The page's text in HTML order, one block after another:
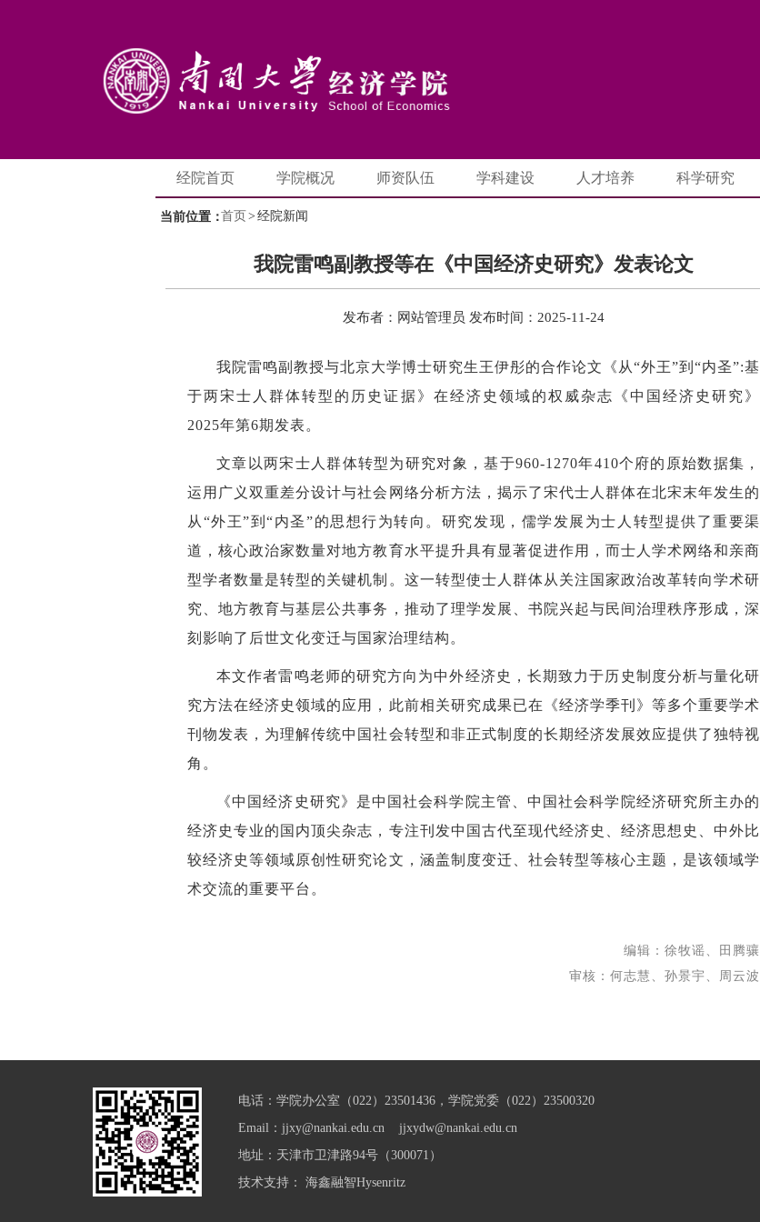
经院首页 学院概况 师资队伍 学科建设 人才培养 科学研究
当前位置：首页 > 经院新闻
我院雷鸣副教授等在《中国经济史研究》发表论文
发布者：网站管理员 发布时间：2025-11-24
我院雷鸣副教授与北京大学博士研究生王伊彤的合作论文《从“外王”到“内圣”:基
于两宋士人群体转型的历史证据》在经济史领域的权威杂志《中国经济史研究》
2025年第6期发表。
文章以两宋士人群体转型为研究对象，基于960-1270年410个府的原始数据集，
运用广义双重差分设计与社会网络分析方法，揭示了宋代士人群体在北宋末年发生的
从“外王”到“内圣”的思想行为转向。研究发现，儒学发展为士人转型提供了重要渠
道，核心政治家数量对地方教育水平提升具有显著促进作用，而士人学术网络和亲商
型学者数量是转型的关键机制。这一转型使士人群体从关注国家政治改革转向学术研
究、地方教育与基层公共事务，推动了理学发展、书院兴起与民间治理秩序形成，深
刻影响了后世文化变迁与国家治理结构。
本文作者雷鸣老师的研究方向为中外经济史，长期致力于历史制度分析与量化研
究方法在经济史领域的应用，此前相关研究成果已在《经济学季刊》等多个重要学术
刊物发表，为理解传统中国社会转型和非正式制度的长期经济发展效应提供了独特视
角。
《中国经济史研究》是中国社会科学院主管、中国社会科学院经济研究所主办的
经济史专业的国内顶尖杂志，专注刊发中国古代至现代经济史、经济思想史、中外比
较经济史等领域原创性研究论文，涵盖制度变迁、社会转型等核心主题，是该领域学
术交流的重要平台。
编辑：徐牧谣、田腾骧
审核：何志慧、孙景宇、周云波
电话：学院办公室（022）23501436，学院党委（022）23500320
Email：jjxy@nankai.edu.cn jjxydw@nankai.edu.cn
地址：天津市卫津路94号（300071）
技术支持： 海鑫融智Hysenritz